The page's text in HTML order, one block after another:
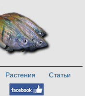
Растения
Статьи